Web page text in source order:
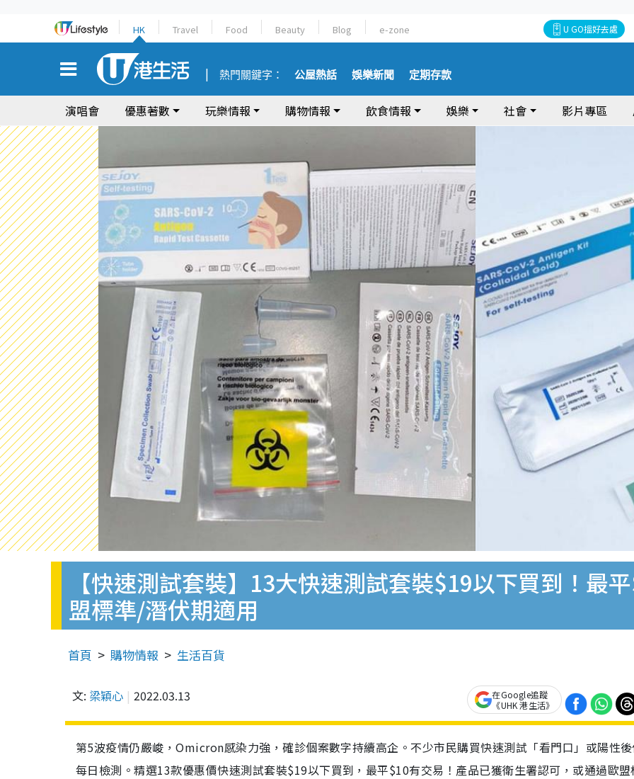
HK Travel Food Beauty Blog e-zone U GO搵好去處
熱門關鍵字： 公屋熱話 娛樂新聞 定期存款
演唱會 優惠著數 玩樂情報 購物情報 飲食情報 娛樂 社會 影片專區
【快速測試套裝】13大快速測試套裝$19以下買到！最
盟標準/潛伏期適用
首頁 購物情報 生活百貨
文: 梁穎心 2022.03.13
在Google追蹤
《UHK 港生活》
第5波疫情仍嚴峻，Omicron感染力強，確診個案數字持續高企。不少市民購買快速測試「看門口」或陽性
每日檢測。精選13款優惠價快速測試套裝$19以下買到，最平$10有交易！產品已獲衛生署認可，或通過歐盟